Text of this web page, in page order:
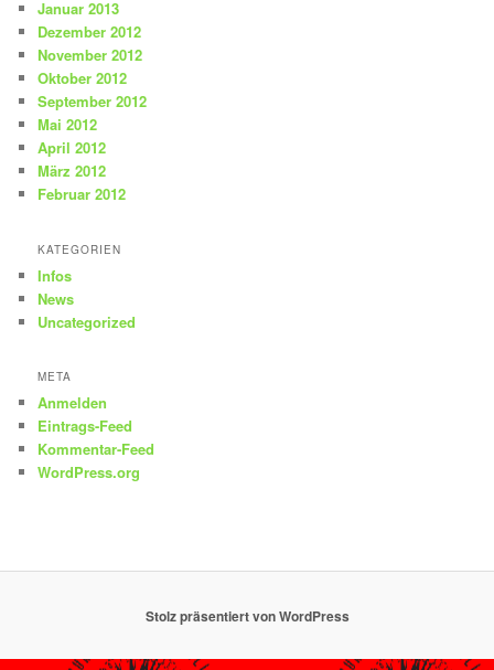
Januar 2013
Dezember 2012
November 2012
Oktober 2012
September 2012
Mai 2012
April 2012
März 2012
Februar 2012
KATEGORIEN
Infos
News
Uncategorized
META
Anmelden
Eintrags-Feed
Kommentar-Feed
WordPress.org
Stolz präsentiert von WordPress